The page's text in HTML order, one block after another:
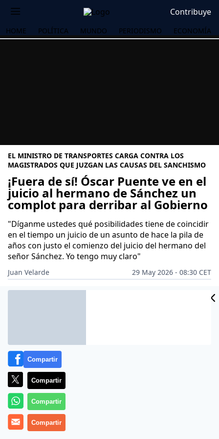
Contribuye
HOME POLÍTICA MUNDO PERIODISMO ECONOMÍA
EL MINISTRO DE TRANSPORTES CARGA CONTRA LOS
MAGISTRADOS QUE JUZGAN LAS CAUSAS DEL SANCHISMO
¡Fuera de sí! Óscar Puente ve en el
juicio al hermano de Sánchez un
complot para derribar al Gobierno
"Díganme ustedes qué posibilidades tiene de coincidir
en el tiempo un juicio de un asunto de hace la pila de
años con justo el comienzo del juicio del hermano del
señor Sánchez. Yo tengo muy claro"
Juan Velarde
29 May 2026 - 08:30 CET
Archivado en: GOBIERNO
Compartir
Compartir
Compartir
Compartir